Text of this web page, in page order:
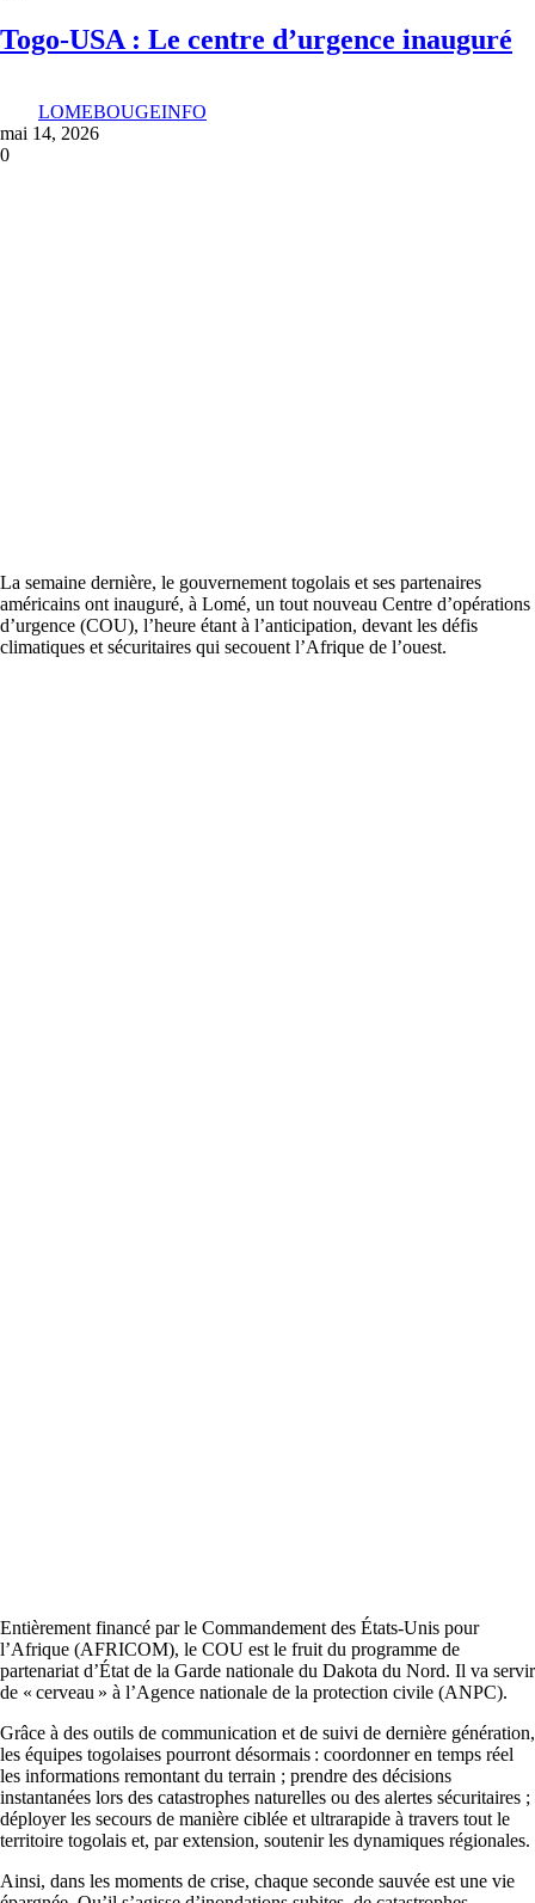
Togo-USA : Le centre d’urgence inauguré
LOMEBOUGEINFO
mai 14, 2026
0
La semaine dernière, le gouvernement togolais et ses partenaires
américains ont inauguré, à Lomé, un tout nouveau Centre d’opérations
d’urgence (COU), l’heure étant à l’anticipation, devant les défis
climatiques et sécuritaires qui secouent l’Afrique de l’ouest.
Entièrement financé par le Commandement des États-Unis pour
l’Afrique (AFRICOM), le COU est le fruit du programme de
partenariat d’État de la Garde nationale du Dakota du Nord. Il va servir
de « cerveau » à l’Agence nationale de la protection civile (ANPC).
Grâce à des outils de communication et de suivi de dernière génération,
les équipes togolaises pourront désormais : coordonner en temps réel
les informations remontant du terrain ; prendre des décisions
instantanées lors des catastrophes naturelles ou des alertes sécuritaires ;
déployer les secours de manière ciblée et ultrarapide à travers tout le
territoire togolais et, par extension, soutenir les dynamiques régionales.
Ainsi, dans les moments de crise, chaque seconde sauvée est une vie